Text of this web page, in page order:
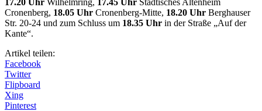
Cronenberg, 18.05 Uhr Cronenberg-Mitte, 18.20 Uhr Berghauser
Str. 20-24 und zum Schluss um 18.35 Uhr in der Straße „Auf der
Kante“.
Artikel teilen:
Facebook
Twitter
Flipboard
Xing
Pinterest